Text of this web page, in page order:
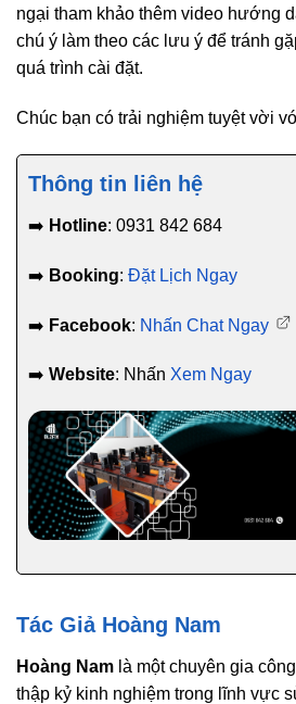
ngại tham khảo thêm video hướng
chú ý làm theo các lưu ý để tránh
quá trình cài đặt.
Chúc bạn có trải nghiệm tuyệt vời
Thông tin liên hệ
➡️ Hotline: 0931 842 684
➡️ Booking: Đặt Lịch Ngay
➡️ Facebook: Nhấn Chat Ngay
➡️ Website: Nhấn Xem Ngay
Tác Giả Hoàng Nam
Hoàng Nam là một chuyên gia
thập kỷ kinh nghiệm trong lĩnh vực